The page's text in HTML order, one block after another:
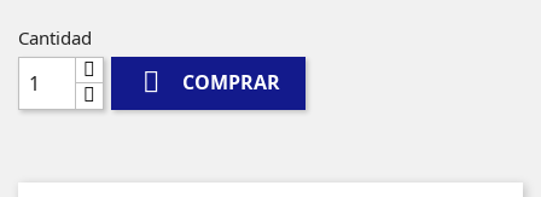
Cantidad
 COMPRAR